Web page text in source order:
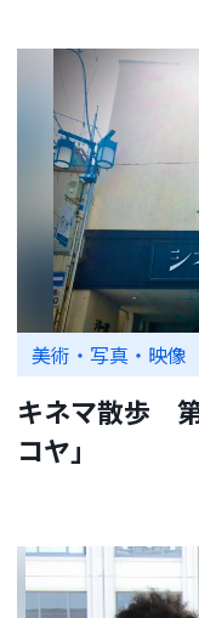
美術・写真・映像
キネマ散歩
コヤ」